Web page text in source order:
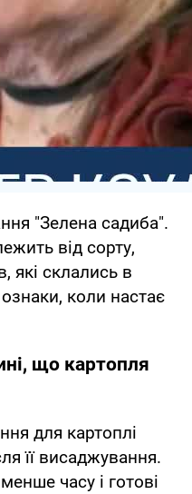
"Зелена садиба".
від сорту,
які склались в
коли настає
що картопля
для картоплі
її висаджування.
часу і готові